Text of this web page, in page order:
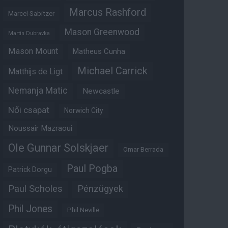
Marcel Sabitzer Marcus Rashford
Martin Dubravka Mason Greenwood
Mason Mount Matheus Cunha
Matthijs de Ligt Michael Carrick
Nemanja Matic Newcastle
Női csapat Norwich City
Noussair Mazraoui
Ole Gunnar Solskjaer Omar Berrada
Patrick Dorgu Paul Pogba
Paul Scholes Pénzügyek
Phil Jones Phil Neville